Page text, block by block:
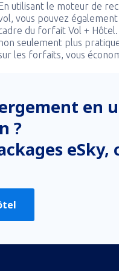
utilisant le moteur de
vous pouvez
du forfait Vol +
seulement plus
les forfaits, vous
en
?
eSky,